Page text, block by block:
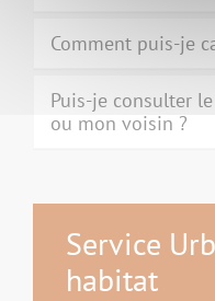
Comment puis-je
Puis-je consulter
ou mon voisin ?
Service
habitat